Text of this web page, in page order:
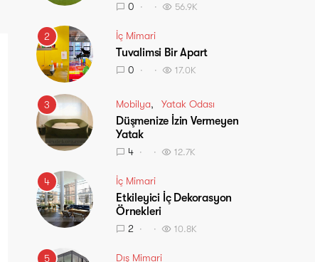
0 56.9K
2 İç Mimari
Tuvalimsi Bir Apart
0 17.0K
3 Mobilya Yatak Odası
Düşmenize İzin Vermeyen
Yatak
4 12.7K
4 İç Mimari
Etkileyici İç Dekorasyon
Örnekleri
2 10.8K
5 Dış Mimari